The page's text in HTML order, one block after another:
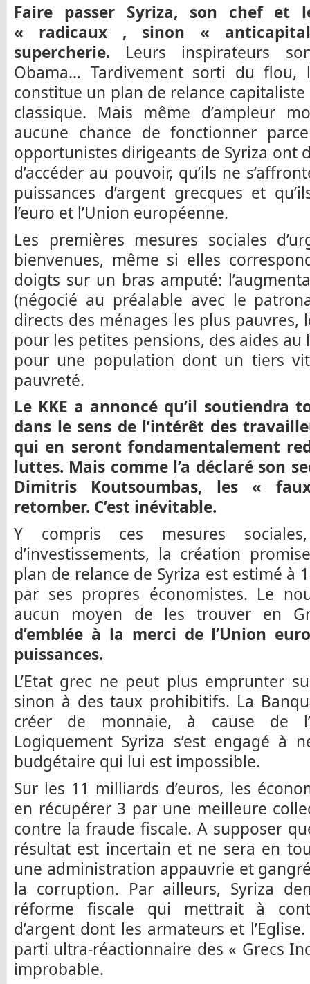
Faire passer Syriza, son chef et
« radicaux , sinon «
supercherie. Leurs inspirateurs
Obama… Tardivement sorti du flou,
constitue un plan de relance
classique. Mais même d’ampleur
aucune chance de fonctionner
opportunistes dirigeants de Syriza ont
d’accéder au pouvoir, qu’ils ne
puissances d’argent grecques et
l’euro et l’Union européenne.
Les premières mesures sociales
bienvenues, même si elles
doigts sur un bras amputé:
(négocié au préalable avec le
directs des ménages les plus
pour les petites pensions, des aides
pour une population dont un tiers
pauvreté.
Le KKE a annoncé qu’il soutiendra
dans le sens de l’intérêt des
qui en seront fondamentalement
luttes. Mais comme l’a déclaré son
Dimitris Koutsoumbas, les «
retomber. C’est inévitable.
Y compris ces mesures
d’investissements, la création
plan de relance de Syriza est estimé à
par ses propres économistes. Le
aucun moyen de les trouver en
d’emblée à la merci de l’Union
puissances.
L’Etat grec ne peut plus emprunter
sinon à des taux prohibitifs. La
créer de monnaie, à cause de
Logiquement Syriza s’est engagé à
budgétaire qui lui est impossible.
Sur les 11 milliards d’euros, les
en récupérer 3 par une meilleure
contre la fraude fiscale. A supposer
résultat est incertain et ne sera en
une administration appauvrie et
la corruption. Par ailleurs, Syriza
réforme fiscale qui mettrait à
d’argent dont les armateurs et
parti ultra-réactionnaire des « Grecs
improbable.